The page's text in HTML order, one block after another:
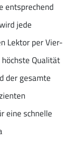
entsprechend
jede
Lektor per Vier-
Qualität
der gesamte
eine schnelle